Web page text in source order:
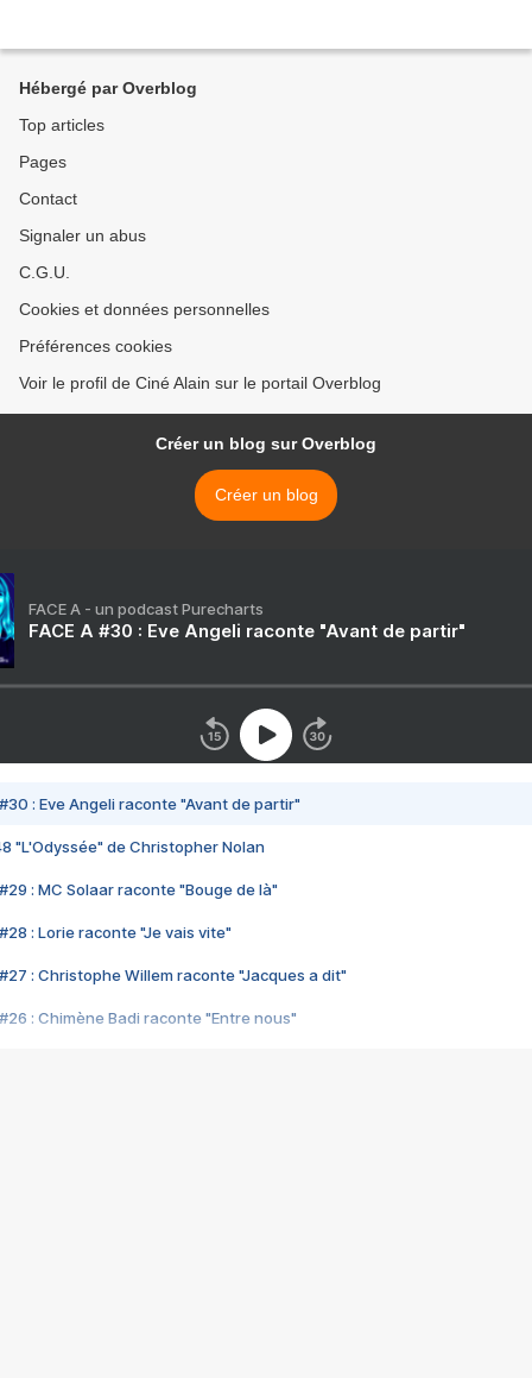
Hébergé par Overblog
Top articles
Pages
Contact
Signaler un abus
C.G.U.
Cookies et données personnelles
Préférences cookies
Voir le profil de Ciné Alain sur le portail Overblog
Créer un blog sur Overblog
Créer un blog
FACE A - un podcast Purecharts
FACE A #30 : Eve Angeli raconte "Avant de partir"
#30 : Eve Angeli raconte "Avant de partir"
"L'Odyssée" de Christopher Nolan
#29 : MC Solaar raconte "Bouge de là"
#28 : Lorie raconte "Je vais vite"
#27 : Christophe Willem raconte "Jacques a dit"
#26 : Chimène Badi raconte "Entre nous"